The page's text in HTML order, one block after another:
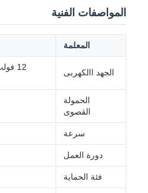
المواصفات الفنية
المعلمة
الجهد االكهربى
الحمولة
القصوى
سرعة
دورة العمل
فئة الحماية